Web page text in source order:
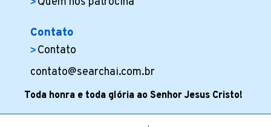
Contato
Contato
contato@searchai.com.br
Toda honra e toda glória ao Senhor Jesus Cristo!